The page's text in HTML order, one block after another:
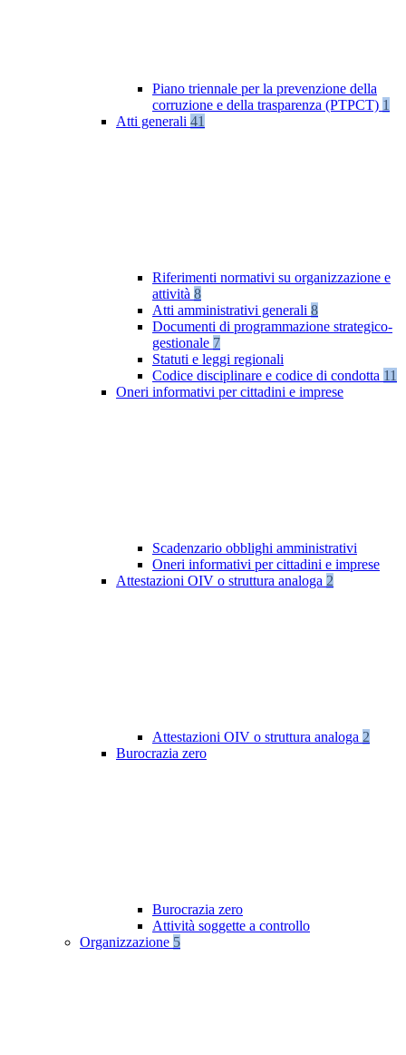
Piano triennale per la prevenzione della
corruzione e della trasparenza (PTPCT) 1
Atti generali 41
Riferimenti normativi su organizzazione e
attività 8
Atti amministrativi generali 8
Documenti di programmazione strategico-
gestionale 7
Statuti e leggi regionali
Codice disciplinare e codice di condotta 11
Oneri informativi per cittadini e imprese
Scadenzario obblighi amministrativi
Oneri informativi per cittadini e imprese
Attestazioni OIV o struttura analoga 2
Attestazioni OIV o struttura analoga 2
Burocrazia zero
Burocrazia zero
Attività soggette a controllo
Organizzazione 5